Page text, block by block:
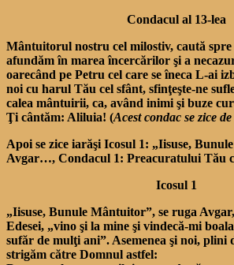
Condacul al 13-lea
Mântuitorul nostru cel milostiv, caută
afundăm în marea încercărilor şi a
oarecând pe Petru cel care se îneca L-ai
noi cu harul Tău cel sfânt, sfinţeşte-ne
calea mântuirii, ca, având inimi şi buze
Ţi cântăm: Aliluia! (Acest condac se zice
Apoi se zice iarăşi Icosul 1: „Iisuse,
Avgar…, Condacul 1: Preacuratului Tău
Icosul 1
„Iisuse, Bunule Mântuitor”, se ruga
Edesei, „vino şi la mine şi vindecă-mi
sufăr de mulţi ani”. Asemenea şi noi, plini
strigăm către Domnul astfel: